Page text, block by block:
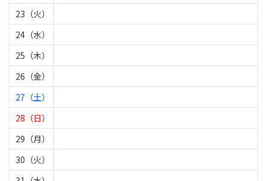
23（火）
24（水）
25（木）
26（金）
27（土）
28（日）
29（月）
30（火）